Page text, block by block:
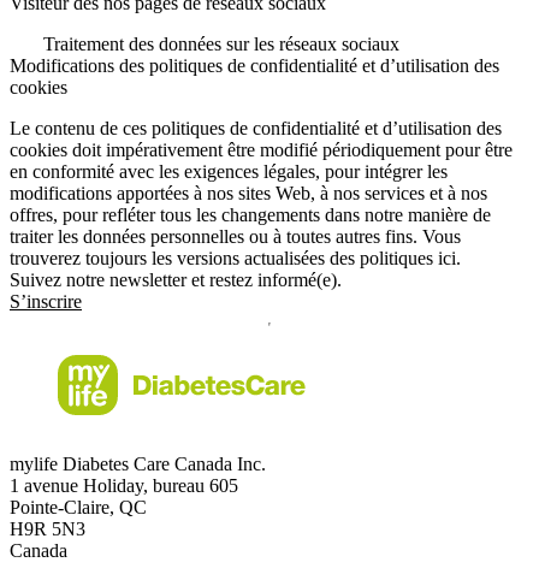
Traitement des données sur les réseaux sociaux
Modifications des politiques de confidentialité et d’utilisation des
cookies
Le contenu de ces politiques de confidentialité et d’utilisation des
cookies doit impérativement être modifié périodiquement pour être
en conformité avec les exigences légales, pour intégrer les
modifications apportées à nos sites Web, à nos services et à nos
offres, pour refléter tous les changements dans notre manière de
traiter les données personnelles ou à toutes autres fins. Vous
trouverez toujours les versions actualisées des politiques ici.
Suivez notre newsletter et restez informé(e).
S’inscrire
mylife Diabetes Care Canada Inc.
1 avenue Holiday, bureau 605
Pointe-Claire, QC
H9R 5N3
Canada